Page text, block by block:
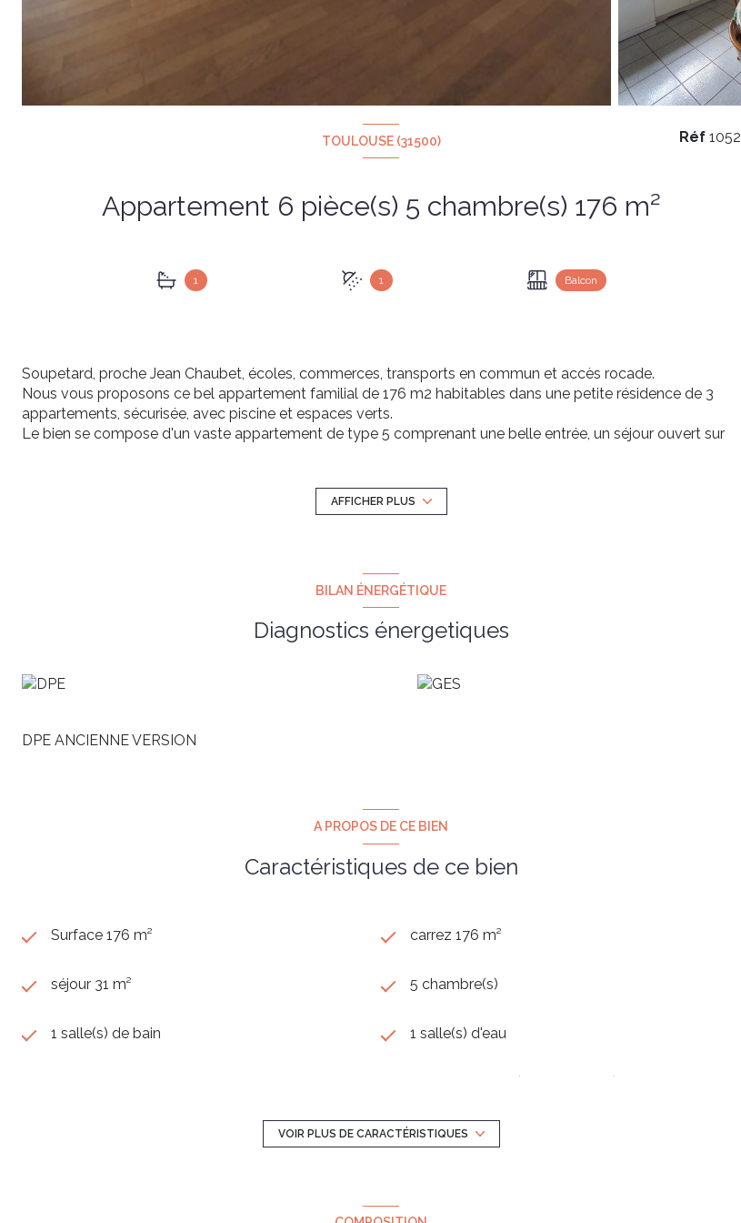
TOULOUSE (31500)
Appartement 6 pièce(s) 5 chambre(s) 176 m²
1 1 Balcon
Réf 1052
Soupetard, proche Jean Chaubet, écoles, commerces, transports en commun et accès rocade.
Nous vous proposons ce bel appartement familial de 176 m2 habitables dans une petite résidence de 3
appartements, sécurisée, avec piscine et espaces verts.
Le bien se compose d'un vaste appartement de type 5 comprenant une belle entrée, un séjour ouvert sur
Le + : Sur le même niveau, un studio équipé de 20 m2 avec balcon et jolie vue sur le jardin arboré de la
résidence. Cet espace pouvant également être intégré à l'appartement principal.
AFFICHER PLUS
BILAN ÉNERGÉTIQUE
Diagnostics énergetiques
DPE ANCIENNE VERSION
A PROPOS DE CE BIEN
Caractéristiques de ce bien
Surface 176 m² carrez 176 m²
séjour 31 m² 5 chambre(s)
1 salle(s) de bain 1 salle(s) d'eau
cuisine séparée (semi-équipée)
Chauffage collectif : radiateur (gaz) 1 niveau(x)
VOIR PLUS DE CARACTÉRISTIQUES